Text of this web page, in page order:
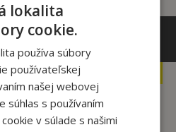
€
€
First Words Jigsaw
lokalita
cookie.
používa súbory
používateľskej
našej webovej
súhlas s používaním
v súlade s našimi